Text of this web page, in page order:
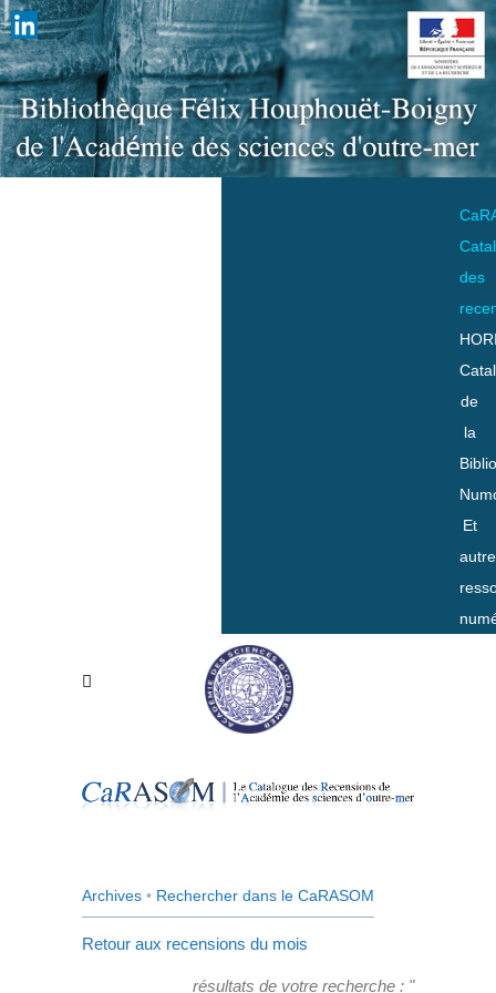
des
de
la
Et
Archives • Rechercher dans le CaRASOM
Retour aux recensions du mois
résultats de votre recherche : "